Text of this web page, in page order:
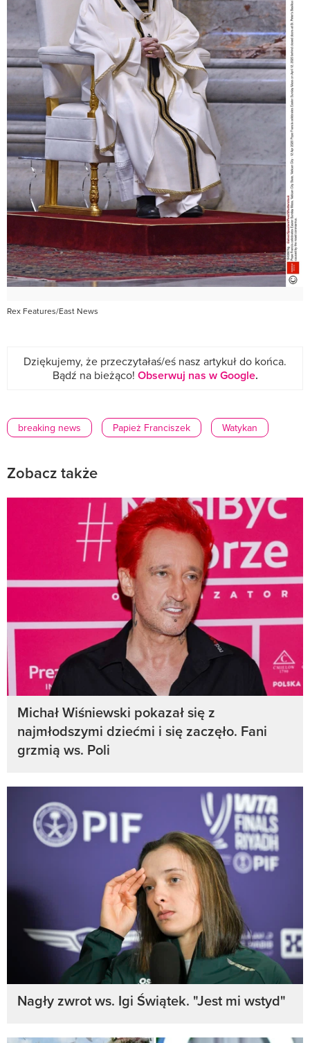
Rex Features/East News
Dziękujemy, że przeczytałaś/eś nasz artykuł do końca.
Bądź na bieżąco! Obserwuj nas w Google.
breaking news Papież Franciszek Watykan
Zobacz także
Michał Wiśniewski pokazał się z
najmłodszymi dziećmi i się zaczęło. Fani
grzmią ws. Poli
Nagły zwrot ws. Igi Świątek. "Jest mi wstyd"